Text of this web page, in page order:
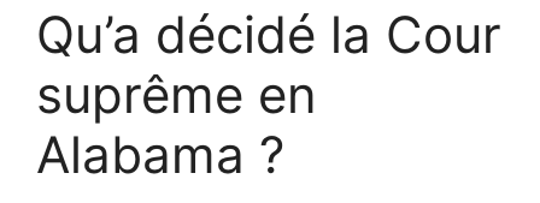
Qu’a décidé la Cour
suprême en
Alabama ?